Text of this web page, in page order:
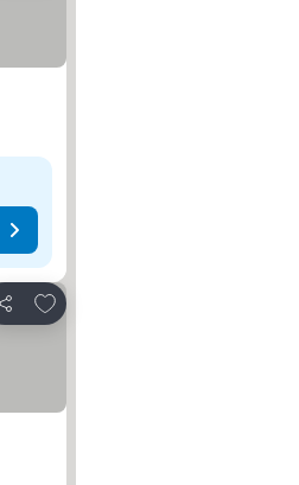
Paylaş
Favorilerime ekle